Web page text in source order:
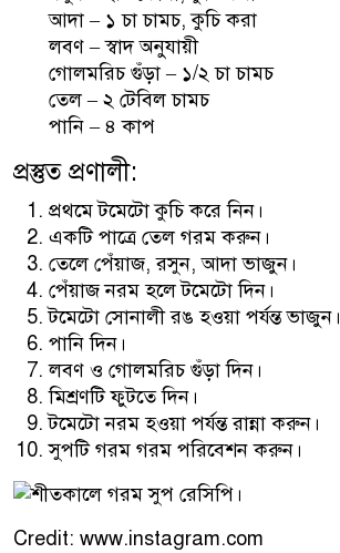
আদা – ১ চা চামচ, কুচি করা
লবণ – স্বাদ অনুযায়ী
গোলমরিচ গুঁড়া – ১/২ চা চামচ
তেল – ২ টেবিল চামচ
পানি – ৪ কাপ
প্রস্তুত প্রণালী:
প্রথমে টমেটো কুচি করে নিন।
একটি পাত্রে তেল গরম করুন।
তেলে পেঁয়াজ, রসুন, আদা ভাজুন।
পেঁয়াজ নরম হলে টমেটো দিন।
টমেটো সোনালী রঙ হওয়া পর্যন্ত ভাজুন।
পানি দিন।
লবণ ও গোলমরিচ গুঁড়া দিন।
মিশ্রণটি ফুটতে দিন।
টমেটো নরম হওয়া পর্যন্ত রান্না করুন।
সুপটি গরম গরম পরিবেশন করুন।
Credit: www.instagram.com